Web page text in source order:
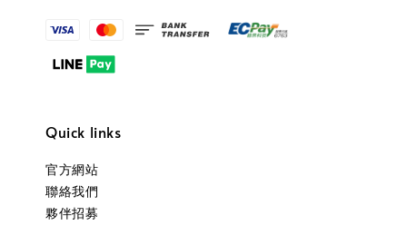
Quick links
官方網站
聯絡我們
夥伴招募